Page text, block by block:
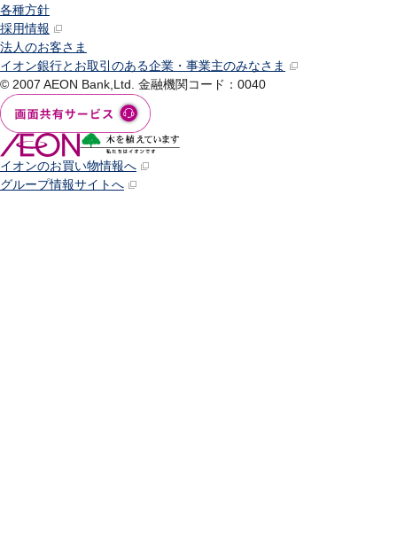
各種方針
採用情報
法人のお客さま
イオン銀行とお取引のある企業・事業主のみなさま
© 2007 AEON Bank,Ltd. 金融機関コード：0040
イオンのお買い物情報へ
グループ情報サイトへ